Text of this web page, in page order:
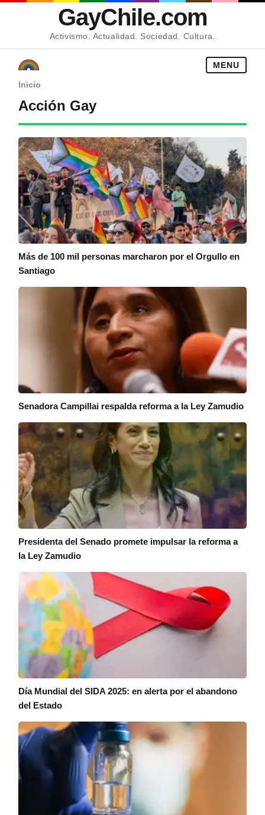
GayChile.com
Activismo. Actualidad. Sociedad. Cultura.
MENU
Inicio
Acción Gay
Más de 100 mil personas marcharon por el Orgullo en
Santiago
Senadora Campillai respalda reforma a la Ley Zamudio
Presidenta del Senado promete impulsar la reforma a
la Ley Zamudio
Día Mundial del SIDA 2025: en alerta por el abandono
del Estado